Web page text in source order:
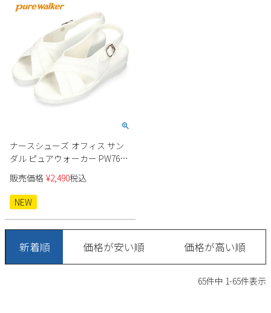
ナースシューズ オフィス サン
ダル ピュアウォーカー PW7602
ナースサンダル 疲れにくい 静
音 静か 白 滑りにくい pure
walker
販売価格 ¥2,490税込
NEW
新着順 価格が安い順 価格が高い順
65件中 1-65件表示